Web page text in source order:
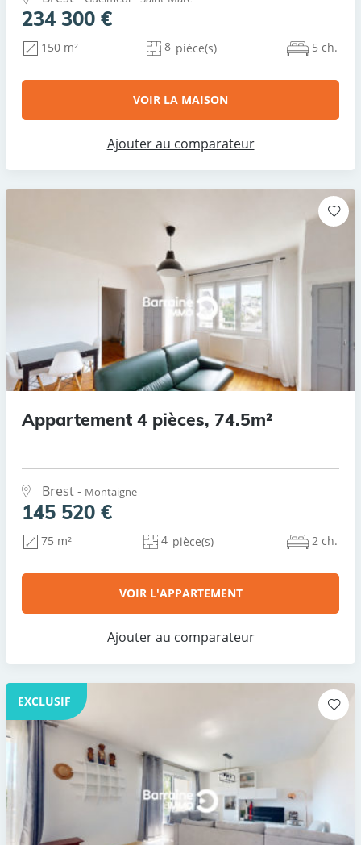
234 300 €
150 m² 8 pièce(s) 5 ch.
VOIR LA MAISON
Ajouter au comparateur
Appartement 4 pièces, 74.5m²
Brest - Montaigne
145 520 €
75 m² 4 pièce(s) 2 ch.
VOIR L'APPARTEMENT
Ajouter au comparateur
EXCLUSIF